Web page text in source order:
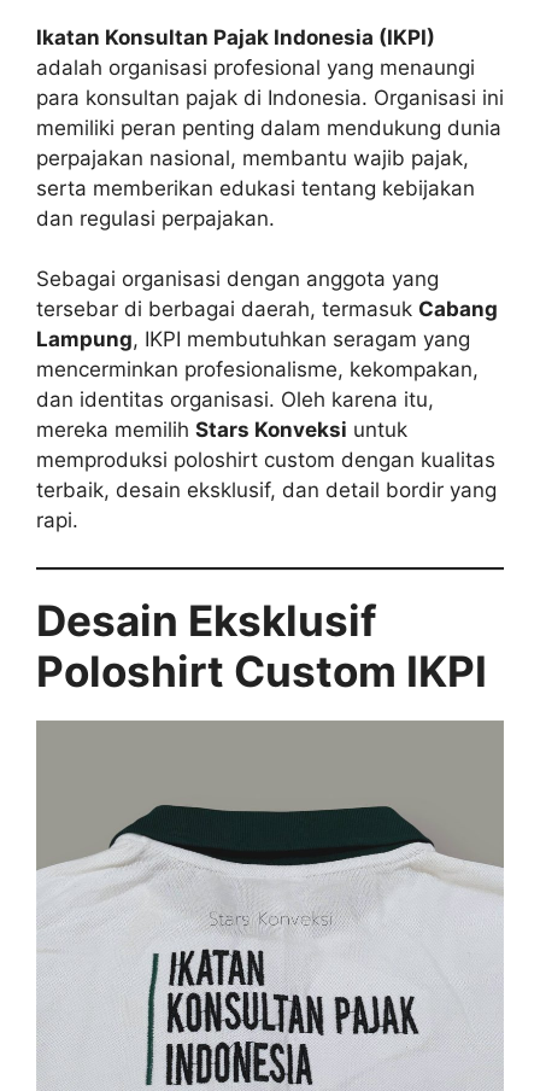
Ikatan Konsultan Pajak Indonesia (IKPI)
adalah organisasi profesional yang menaungi
para konsultan pajak di Indonesia. Organisasi ini
memiliki peran penting dalam mendukung dunia
perpajakan nasional, membantu wajib pajak,
serta memberikan edukasi tentang kebijakan
dan regulasi perpajakan.
Sebagai organisasi dengan anggota yang
tersebar di berbagai daerah, termasuk Cabang
Lampung, IKPI membutuhkan seragam yang
mencerminkan profesionalisme, kekompakan,
dan identitas organisasi. Oleh karena itu,
mereka memilih Stars Konveksi untuk
memproduksi poloshirt custom dengan kualitas
terbaik, desain eksklusif, dan detail bordir yang
rapi.
Desain Eksklusif
Poloshirt Custom IKPI